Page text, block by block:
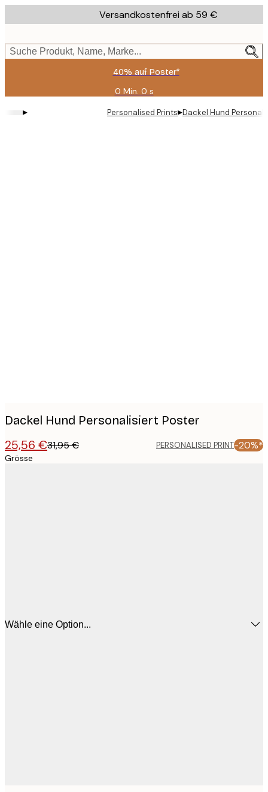
to
content.
Versandkostenfrei ab 59 €
Suche Produkt, Name, Marke...
40% auf Poster*
0 Min. 0 s
Gültig
bis:
2026-
▸ Personalised Prints▸Dackel Hund
Dackel Hund Personalisiert Poster
25,56 €31,95 € PERSONALISED PRINT-20%*
Grösse
Wähle eine Option...